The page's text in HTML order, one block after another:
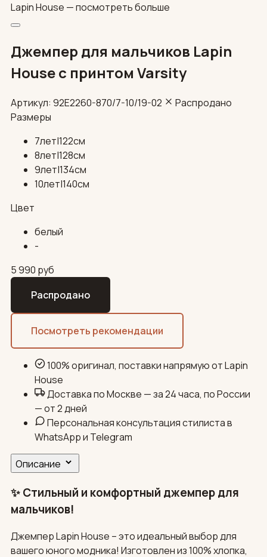
Lapin House —посмотреть больше
Джемпер для мальчиков Lapin
House с принтом Varsity
Артикул: 92E2260-870/7-10/19-02
Распродано
Размеры
7лет|122см
8лет|128см
9лет|134см
10лет|140см
Цвет
белый
-
5 990 руб
Распродано
Посмотреть рекомендации
100% оригинал, поставки напрямую от Lapin
House
Доставка по Москве — за 24 часа, по России
— от 2 дней
Персональная консультация стилиста в
WhatsApp и Telegram
Описание
✨ Стильный и комфортный джемпер для
мальчиков!
Джемпер Lapin House – это идеальный выбор для
вашего юного модника! Изготовлен из 100% хлопка,